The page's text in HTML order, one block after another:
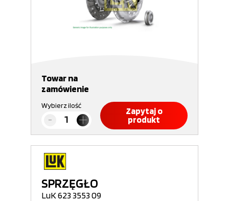
Towar na
zamówienie
Wybierz ilość
Zapytaj o
produkt
SPRZĘGŁO
LuK 623 3553 09